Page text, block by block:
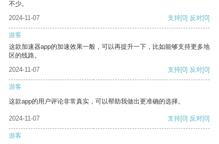
不少。
2024-11-07
支持[0] 反对[0]
游客
这款加速器app的加速效果一般，可以再提升一下，比如能够支持更多地
区的线路。
2024-11-07
支持[0] 反对[0]
游客
这款app的用户评论非常真实，可以帮助我做出更准确的选择。
2024-11-07 支持[0] 反对[0]
游客